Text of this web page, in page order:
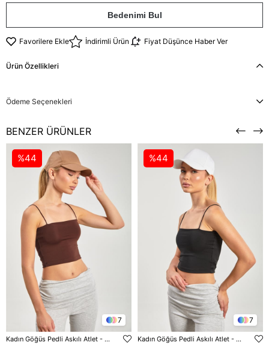
Bedenimi Bul
Favorilere Ekle İndirimli Ürün Fiyat Düşünce Haber Ver
Ürün Özellikleri
Ödeme Seçenekleri
BENZER ÜRÜNLER
7
Kadın Göğüs Pedli Askılı Atlet - Acı Kahve
%44
7
Kadın Göğüs Pedli Askılı Atlet - Siyah
%44